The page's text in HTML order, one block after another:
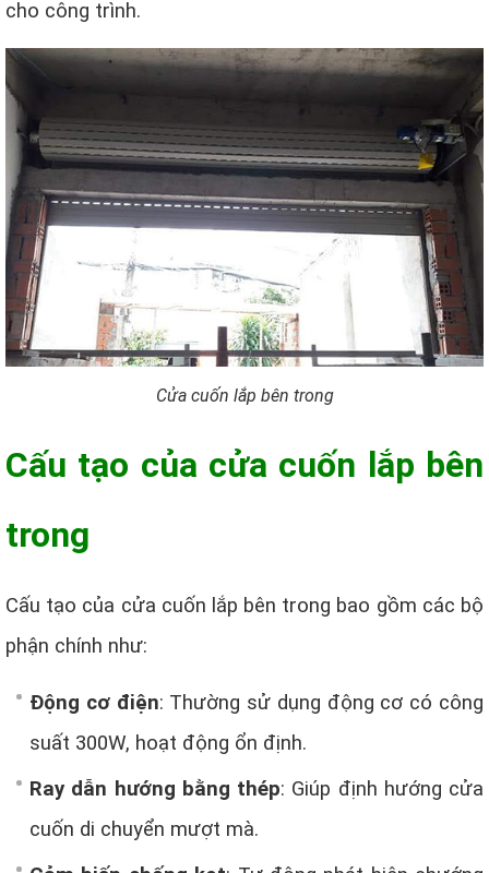
cho công trình.
Cửa cuốn lắp bên trong
Cấu tạo của cửa cuốn lắp bên
trong
Cấu tạo của cửa cuốn lắp bên trong bao gồm các bộ
phận chính như:
Động cơ điện: Thường sử dụng động cơ có công
suất 300W, hoạt động ổn định.
Ray dẫn hướng bằng thép: Giúp định hướng cửa
cuốn di chuyển mượt mà.